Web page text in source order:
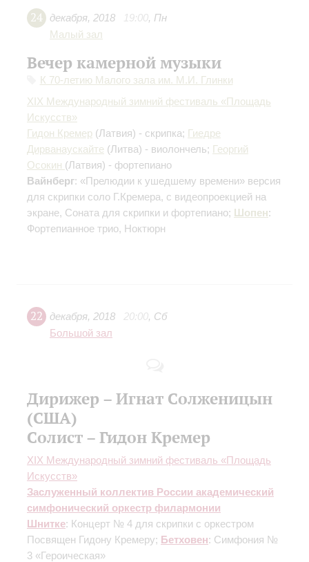
24 декабря, 2018 19:00, Пн
Малый зал
Вечер камерной музыки
К 70-летию Малого зала им. М.И. Глинки
XIX Международный зимний фестиваль «Площадь
Искусств»
Гидон Кремер (Латвия) - скрипка; Гиедре
Дирванаускайте (Литва) - виолончель; Георгий
Осокин (Латвия) - фортепиано
Вайнберг: «Прелюдии к ушедшему времени» версия
для скрипки соло Г.Кремера, с видеопроекцией на
экране, Соната для скрипки и фортепиано; Шопен:
Фортепианное трио, Ноктюрн
22 декабря, 2018 20:00, Сб
Большой зал
Дирижер – Игнат Солженицын
(США)
Солист – Гидон Кремер
XIX Международный зимний фестиваль «Площадь
Искусств»
Заслуженный коллектив России академический
симфонический оркестр филармонии
Шнитке: Концерт № 4 для скрипки с оркестром
Посвящен Гидону Кремеру; Бетховен: Симфония №
3 «Героическая»